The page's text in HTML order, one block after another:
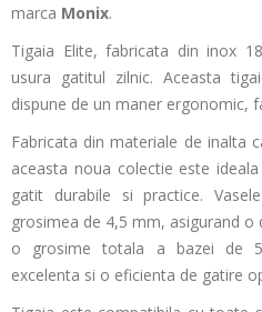
marca Monix.
Tigaia Elite, fabricata din inox
usura gatitul zilnic. Aceasta
dispune de un maner ergonomic,
Fabricata din materiale de inalta
aceasta noua colectie este
gatit durabile si practice.
grosimea de 4,5 mm, asigurand
o grosime totala a bazei de
excelenta si o eficienta de gatire